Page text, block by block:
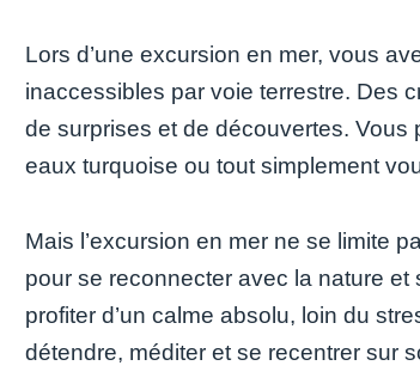
Lors d’une excursion en mer, vous
inaccessibles par voie terrestre. Des
de surprises et de découvertes.
eaux turquoise ou tout simplement
Mais l’excursion en mer ne se limite
pour se reconnecter avec la nature
profiter d’un calme absolu, loin du
détendre, méditer et se recentrer sur